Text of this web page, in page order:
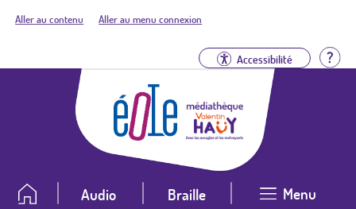
Aller au contenu Aller au menu connexion
Accessibilité
Audio Braille Menu